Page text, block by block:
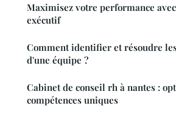
Maximisez votre performance
exécutif
Comment identifier et résoudre
d'une équipe ?
Cabinet de conseil rh à nantes :
compétences uniques